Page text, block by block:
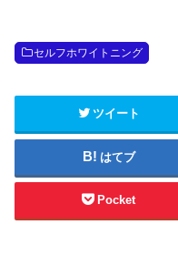
セルフホワイトニング
ツイート
はてブ
Pocket